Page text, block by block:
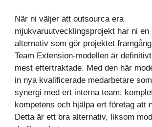
När ni väljer att outsourca era
mjukvaruutvecklingsprojekt har ni en
alternativ som gör projektet
Team Extension-modellen är
mest eftertraktade. Med den här
in nya kvalificerade medarbetare
synergi med ert interna team,
kompetens och hjälpa ert företag att
Detta är ett bra alternativ, liksom